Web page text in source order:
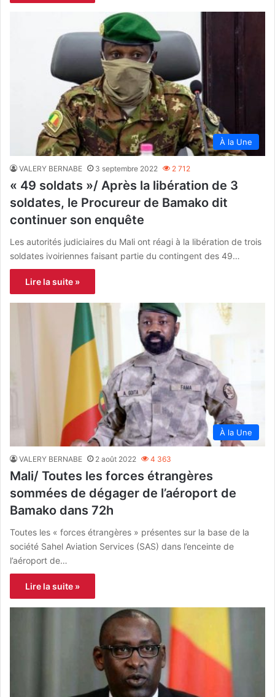
À la Une
VALERY BERNABE 3 septembre 2022 2 712
« 49 soldats »/ Après la libération de 3
soldates, le Procureur de Bamako dit
continuer son enquête
Les autorités judiciaires du Mali ont réagi à la libération de trois
soldates ivoiriennes faisant partie du contingent des 49…
Lire la suite »
À la Une
VALERY BERNABE 2 août 2022 4 363
Mali/ Toutes les forces étrangères
sommées de dégager de l’aéroport de
Bamako dans 72h
Toutes les « forces étrangères » présentes sur la base de la
société Sahel Aviation Services (SAS) dans l’enceinte de
l’aéroport de…
Lire la suite »